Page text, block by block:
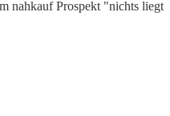
nahkauf Prospekt "nichts liegt